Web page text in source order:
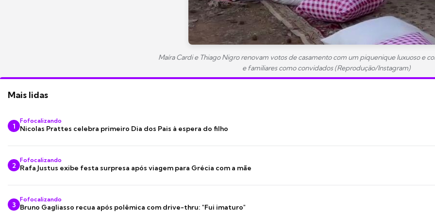
Maíra Cardi e Thiago Nigro renovam votos de casamento com um piquenique luxuoso e
e familiares como convidados (Reprodução/Instagram)
Mais lidas
1
Fofocalizando
Nicolas Prattes celebra primeiro Dia dos Pais à espera do filho
2
Fofocalizando
Rafa Justus exibe festa surpresa após viagem para Grécia com a mãe
3
Fofocalizando
Bruno Gagliasso recua após polêmica com drive-thru: "Fui imaturo"